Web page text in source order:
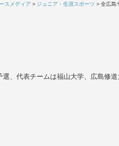
スメディア > ジュニア・生涯スポーツ > 全広島
、代表チームは福山大学、広島修